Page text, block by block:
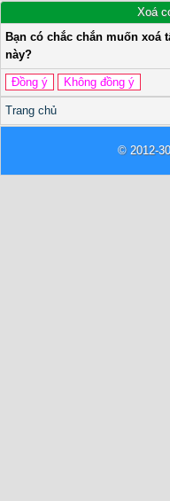
Xoá
Bạn có chắc chắn muốn xoá
này?
Trang chủ
© 2012-